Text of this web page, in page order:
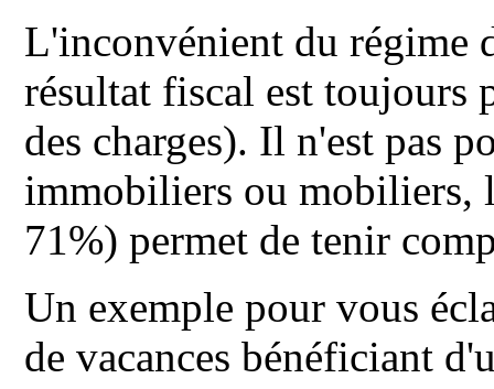
L'inconvénient du régime
résultat fiscal est toujours
des charges). Il n'est pas
immobiliers ou mobiliers,
71%) permet de tenir
Un exemple pour vous
de vacances bénéficiant